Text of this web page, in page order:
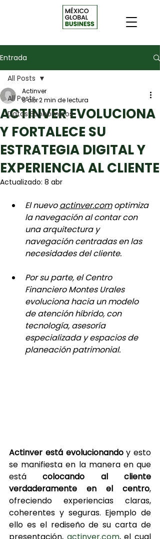
Entrada
All Posts
Datos Económicos
All Posts
ACTINVER EVOLUCIONA
Y FORTALECE SU
ESTRATEGIA DIGITAL Y
EXPERIENCIA AL CLIENTE
Actinver
8 abr2 min de lectura
Actualizado: 8 abr
El nuevo actinver.com optimiza
la navegación al contar con
una arquitectura y
navegación centradas en las
necesidades del cliente.
Por su parte, el Centro
Financiero Montes Urales
evoluciona hacia un modelo
de atención híbrido, con
tecnología, asesoría
especializada y espacios de
planeación patrimonial.
Actinver está evolucionando y esto
se manifiesta en la manera en que
está colocando al cliente
verdaderamente en el centro,
ofreciendo experiencias claras,
coherentes y seguras. Ejemplo de
ello es el rediseño de su carta de